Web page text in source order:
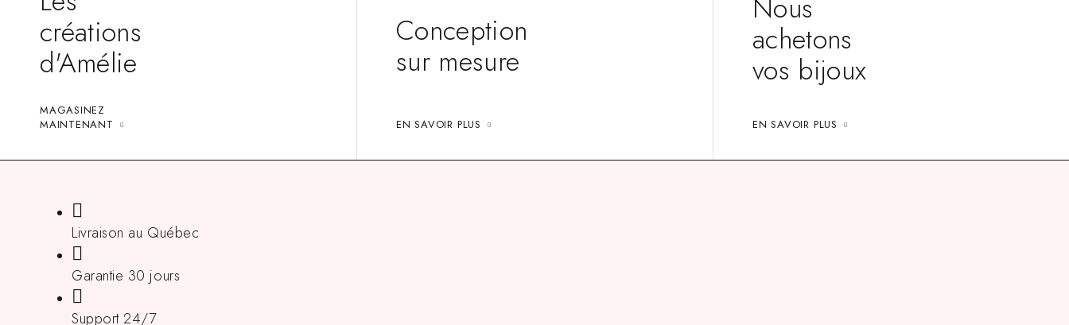
créations
d'Amélie
MAGASINEZ
MAINTENANT
Conception
sur mesure
EN SAVOIR PLUS
Nous
achetons
vos bijoux
EN SAVOIR PLUS
Livraison au Québec
Garantie 30 jours
Support 24/7